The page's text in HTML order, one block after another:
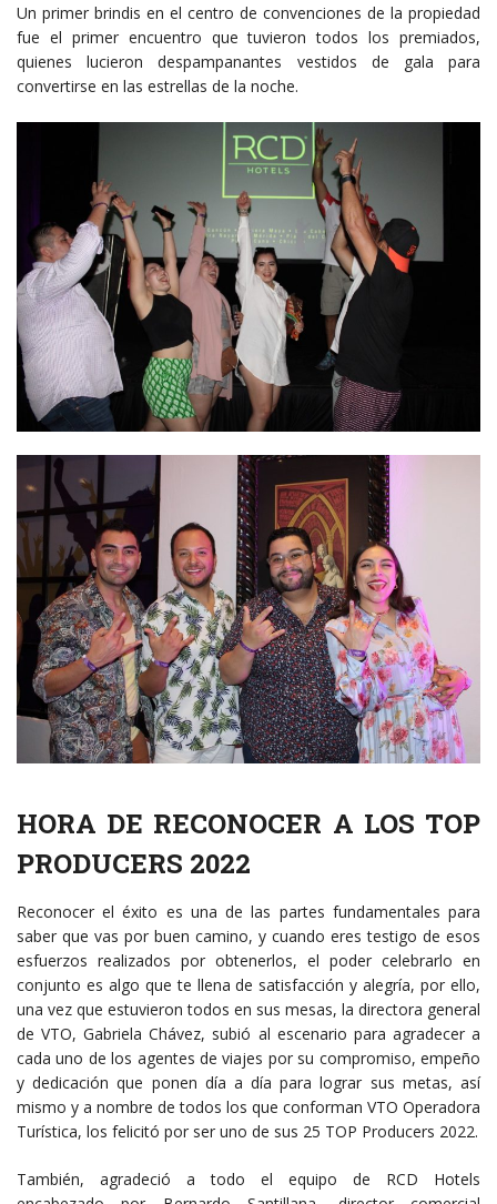
Un primer brindis en el centro de convenciones de la propiedad
fue el primer encuentro que tuvieron todos los premiados,
quienes lucieron despampanantes vestidos de gala para
convertirse en las estrellas de la noche.
HORA DE RECONOCER A LOS TOP
PRODUCERS 2022
Reconocer el éxito es una de las partes fundamentales para
saber que vas por buen camino, y cuando eres testigo de esos
esfuerzos realizados por obtenerlos, el poder celebrarlo en
conjunto es algo que te llena de satisfacción y alegría, por ello,
una vez que estuvieron todos en sus mesas, la directora general
de VTO, Gabriela Chávez, subió al escenario para agradecer a
cada uno de los agentes de viajes por su compromiso, empeño
y dedicación que ponen día a día para lograr sus metas, así
mismo y a nombre de todos los que conforman VTO Operadora
Turística, los felicitó por ser uno de sus 25 TOP Producers 2022.
También, agradeció a todo el equipo de RCD Hotels